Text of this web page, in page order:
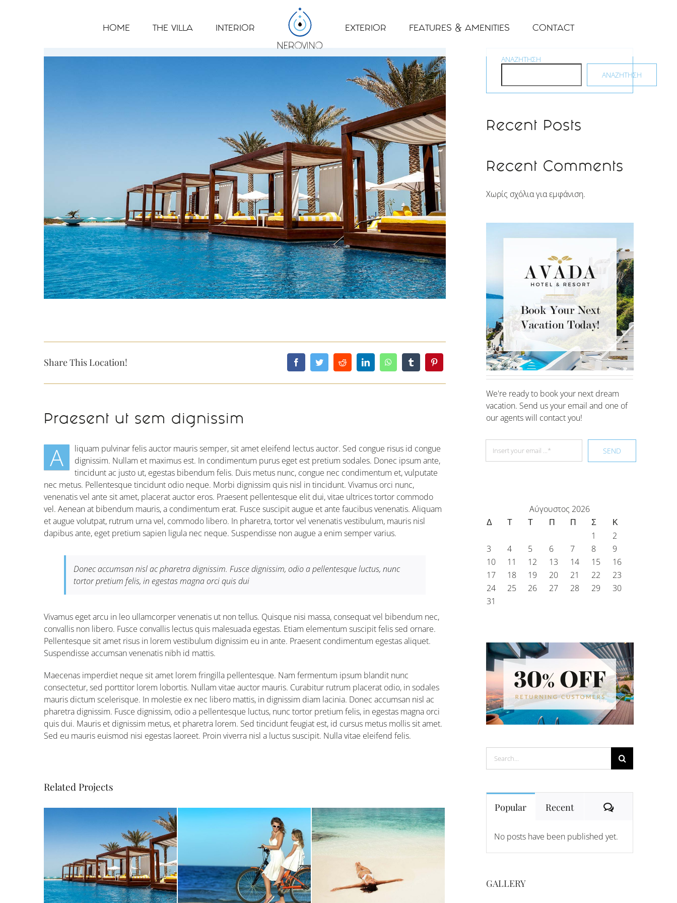
HOME THE VILLA INTERIOR EXTERIOR FEATURES & AMENITIES CONTACT
Share This Location!
Praesent ut sem dignissim
A
liquam pulvinar felis auctor mauris semper, sit amet eleifend lectus auctor. Sed congue risus id congue
dignissim. Nullam et maximus est. In condimentum purus eget est pretium sodales. Donec ipsum ante,
tincidunt ac justo ut, egestas bibendum felis. Duis metus nunc, congue nec condimentum et, vulputate
nec metus. Pellentesque tincidunt odio neque. Morbi dignissim quis nisl in tincidunt. Vivamus orci nunc,
venenatis vel ante sit amet, placerat auctor eros. Praesent pellentesque elit dui, vitae ultrices tortor commodo
vel. Aenean at bibendum mauris, a condimentum erat. Fusce suscipit augue et ante faucibus venenatis. Aliquam
et augue volutpat, rutrum urna vel, commodo libero. In pharetra, tortor vel venenatis vestibulum, mauris nisl
dapibus ante, eget pretium sapien ligula nec neque. Suspendisse non augue a enim semper varius.
Donec accumsan nisl ac pharetra dignissim. Fusce dignissim, odio a pellentesque luctus, nunc
tortor pretium felis, in egestas magna orci quis dui
Vivamus eget arcu in leo ullamcorper venenatis ut non tellus. Quisque nisi massa, consequat vel bibendum nec,
convallis non libero. Fusce convallis lectus quis malesuada egestas. Etiam elementum suscipit felis sed ornare.
Pellentesque sit amet risus in lorem vestibulum dignissim eu in ante. Praesent condimentum egestas aliquet.
Suspendisse accumsan venenatis nibh id mattis.
Maecenas imperdiet neque sit amet lorem fringilla pellentesque. Nam fermentum ipsum blandit nunc
consectetur, sed porttitor lorem lobortis. Nullam vitae auctor mauris. Curabitur rutrum placerat odio, in sodales
mauris dictum scelerisque. In molestie ex nec libero mattis, in dignissim diam lacinia. Donec accumsan nisl ac
pharetra dignissim. Fusce dignissim, odio a pellentesque luctus, nunc tortor pretium felis, in egestas magna orci
quis dui. Mauris et dignissim metus, et pharetra lorem. Sed tincidunt feugiat est, id cursus metus mollis sit amet.
Sed eu mauris euismod nisi egestas laoreet. Proin viverra nisl a luctus suscipit. Nulla vitae eleifend felis.
Related Projects
ΑΝΑΖΉΤΗΣΗ
ΑΝΑΖΉΤΗΣΗ
Recent Posts
Recent Comments
Χωρίς σχόλια για εμφάνιση.
We're ready to book your next dream
vacation. Send us your email and one of
our agents will contact you!
SEND
Αύγουστος 2026
Δ Τ Τ Π Π Σ Κ
1
2
3
4 5 6 7 8
9
10
11 12 13 14 15
16
17
18 19 20 21 22
23
24
25 26 27 28 29
30
31
for:
Popular Recent Comments
No posts have been published yet.
GALLERY